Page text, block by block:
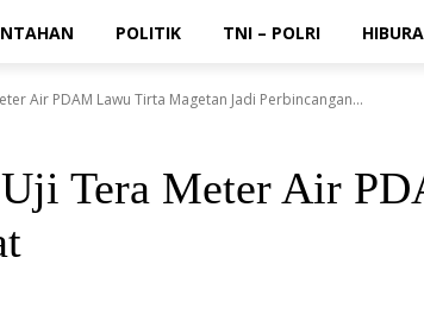
POLITIK TNI – POLRI
Air PDAM Lawu Tirta Magetan Jadi Perbincangan...
Tera Meter Air